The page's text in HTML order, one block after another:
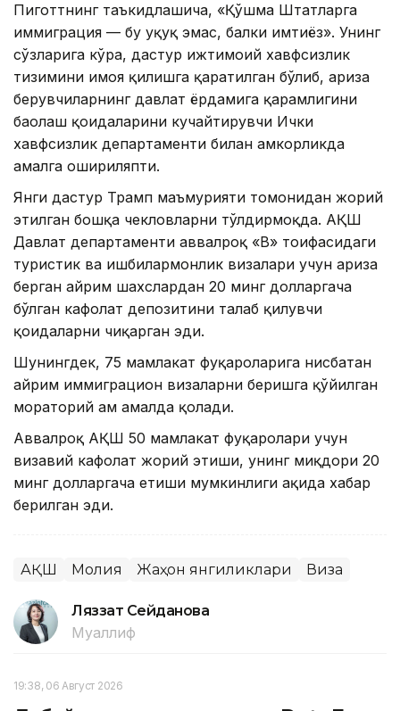
Пиготтнинг таъкидлашича, «Қўшма Штатларга
иммиграция — бу ҳуқуқ эмас, балки имтиёз». Унинг
сўзларига кўра, дастур ижтимоий хавфсизлик
тизимини ҳимоя қилишга қаратилган бўлиб, ариза
берувчиларнинг давлат ёрдамига қарамлигини
баҳолаш қоидаларини кучайтирувчи Ички
хавфсизлик департаменти билан ҳамкорликда
амалга ошириляпти.
Янги дастур Трамп маъмурияти томонидан жорий
этилган бошқа чекловларни тўлдирмоқда. АҚШ
Давлат департаменти аввалроқ «B» тоифасидаги
туристик ва ишбилармонлик визалари учун ариза
берган айрим шахслардан 20 минг долларгача
бўлган кафолат депозитини талаб қилувчи
қоидаларни чиқарган эди.
Шунингдек, 75 мамлакат фуқароларига нисбатан
айрим иммиграцион визаларни беришга қўйилган
мораторий ҳам амалда қолади.
Аввалроқ АҚШ 50 мамлакат фуқаролари учун
визавий кафолат жорий этиши, унинг миқдори 20
минг долларгача етиши мумкинлиги ҳақида хабар
берилган эди.
АҚШ Молия Жаҳон янгиликлари Виза
Ляззат Сейданова
Муаллиф
19:38, 06 Август 2026